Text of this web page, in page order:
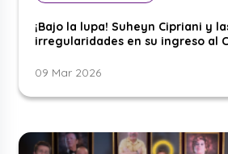
¡Bajo la lupa! Suheyn Cipriani y
irregularidades en su ingreso al
09 Mar 2026